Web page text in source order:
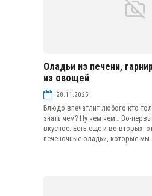
Блюда из субпродуктов и колбасных
Оладьи из печени,
из овощей
28.11.2025
Блюдо впечатлит любого кто
знать чем? Ну чем чем… Во-
вкусное. Есть еще и во-вторых:
печеночные оладьи, которые